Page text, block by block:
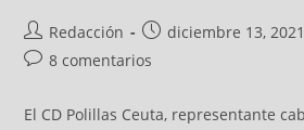
Redacción diciembre 13, 2021
8 comentarios
El CD Polillas Ceuta, representante